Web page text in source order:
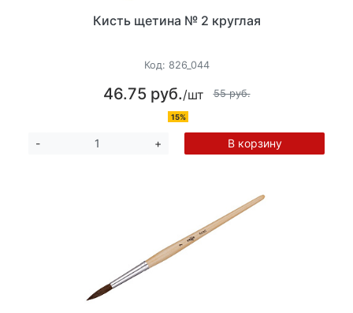
Кисть щетина № 2 круглая
Код: 826_044
46.75 руб./шт 55 руб.
15%
- + В корзину